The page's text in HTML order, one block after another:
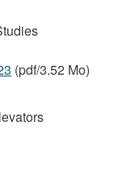
(pdf/3.52 Mo)